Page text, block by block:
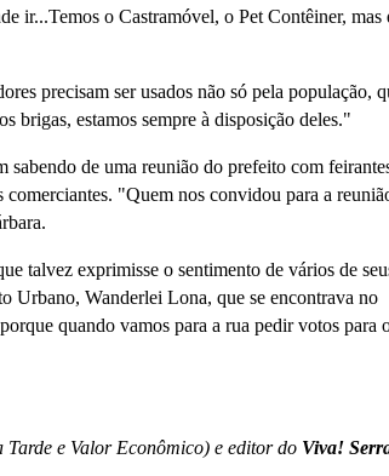
ir...Temos o Castramóvel, o Pet Contêiner, mas
precisam ser usados não só pela população,
brigas, estamos sempre à disposição deles."
de uma reunião do prefeito com
"Quem nos convidou para a
talvez exprimisse o sentimento de vários de
Urbano, Wanderlei Lona, que se encontrava no
quando vamos para a rua pedir votos para
e Valor Econômico) e editor do Viva!